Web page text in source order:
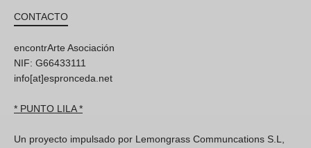
CONTACTO
encontrArte Asociación
NIF: G66433111
info[at]espronceda.net
* PUNTO LILA *
Un proyecto impulsado por Lemongrass Communcations S.L,